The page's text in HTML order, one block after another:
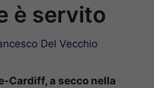
è servito
Del Vecchio
Cardiff, a secco nella